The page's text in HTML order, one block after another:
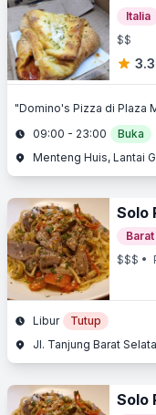
Italia
$$
3.3
"Domino's Pizza di Plaza
09:00 - 23:00
Buka
Solo
Barat
$$$ •
Libur
Tutup
Jl. Tanjung Barat
Solo